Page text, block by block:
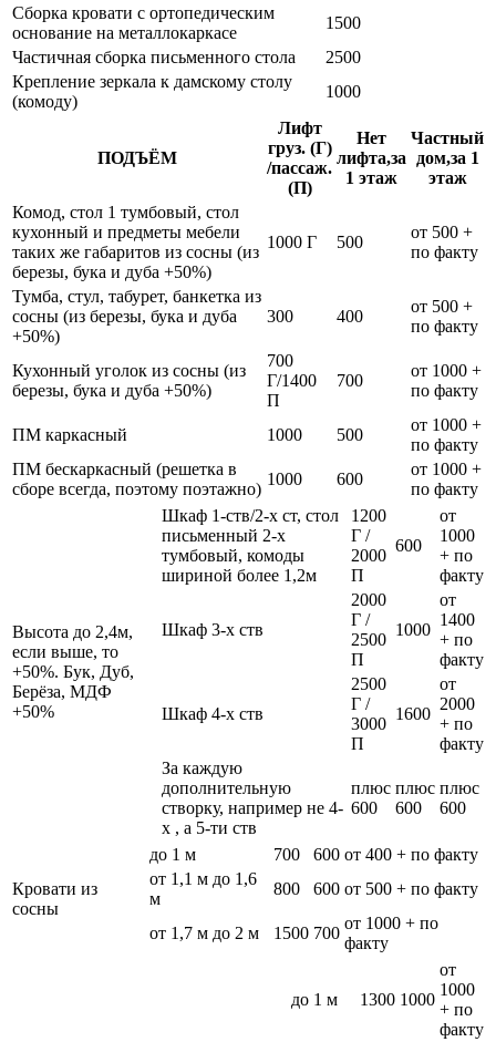
Сборка кровати с ортопедическим
основание на металлокаркасе
1500
Частичная сборка письменного стола
2500
Крепление зеркала к дамскому столу
(комоду)
1000
ПОДЪЁМ
Лифт
груз. (Г)
/пассаж.
(П)
Нет
лифта,за
1 этаж
Частный
дом,за 1
этаж
Комод, стол 1 тумбовый, стол
кухонный и предметы мебели
таких же габаритов из сосны (из
березы, бука и дуба +50%)
1000 Г 500
от 500 +
по факту
Тумба, стул, табурет, банкетка из
сосны (из березы, бука и дуба
+50%)
300 400
от 500 +
по факту
Кухонный уголок из сосны (из
березы, бука и дуба +50%)
700
Г/1400
П
700
от 1000 +
по факту
ПМ каркасный 1000 500
от 1000 +
по факту
ПМ бескаркасный (решетка в
сборе всегда, поэтому поэтажно)
1000 600
от 1000 +
по факту
Высота до 2,4м,
если выше, то
+50%. Бук, Дуб,
Берёза, МДФ
+50%
Шкаф 1-ств/2-х ст, стол
письменный 2-х
тумбовый, комоды
шириной более 1,2м
1200
Г /
2000
П
600
от
1000
+ по
факту
Шкаф 3-х ств
2000
Г /
2500
П
1000
от
1400
+ по
факту
Шкаф 4-х ств
2500
Г /
3000
П
1600
от
2000
+ по
факту
За каждую
дополнительную
створку, например не 4-
х , а 5-ти ств
плюс
600
плюс
600
плюс
600
Кровати из
сосны
до 1 м 700 600 от 400 + по факту
от 1,1 м до 1,6
м
800 600 от 500 + по факту
от 1,7 м до 2 м 1500 700
от 1000 + по
факту
до 1 м 1300 1000
от
1000
+ по
факту